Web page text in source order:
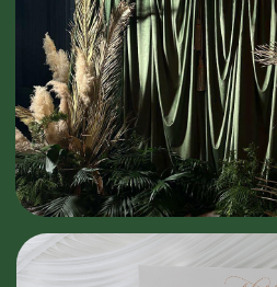
Что входит в
оформление
мероприятия «
»